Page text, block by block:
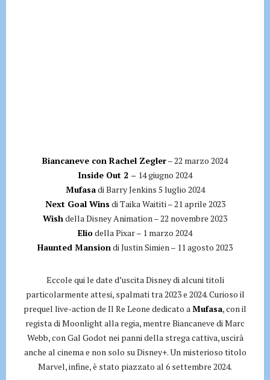
Biancaneve con Rachel Zegler– 22 marzo 2024
Inside Out 2 – 14 giugno 2024
Mufasadi Barry Jenkins 5 luglio 2024
Next Goal Wins di Taika Waititi – 21 aprile 2023
Wishdella Disney Animation – 22 novembre 2023
Eliodella Pixar – 1 marzo 2024
Haunted Mansiondi Justin Simien – 11 agosto 2023
Eccole qui le date d’uscita Disney di alcuni titoli
particolarmente attesi, spalmati tra 2023 e 2024. Curioso il
prequel live-action de Il Re Leone dedicato aMufasa, con il
regista di Moonlight alla regia, mentre Biancaneve di Marc
Webb, con Gal Godot nei panni della strega cattiva, uscirà
anche al cinema e non solo su Disney+. Un misterioso titolo
Marvel, infine, è stato piazzato al 6 settembre 2024.